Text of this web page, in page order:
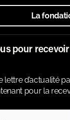
La
pour
lettre d’actualité
pour la